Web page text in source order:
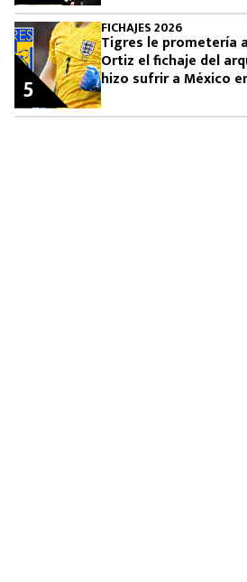
Campaz
FICHAJES 2026
Tigres le prometería
Ortiz el fichaje del
hizo sufrir a México
5